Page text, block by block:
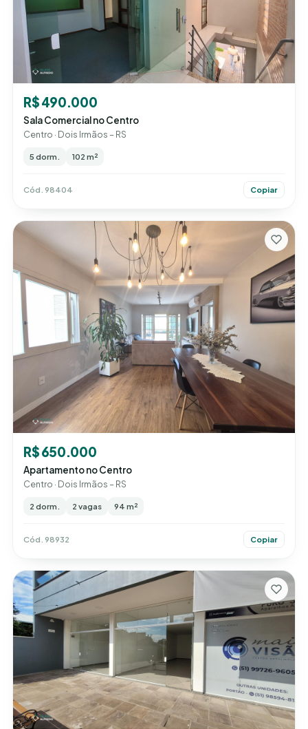
R$ 490.000
Sala Comercial no Centro
Centro · Dois Irmãos – RS
5 dorm. 102 m²
Cód. 98404 Copiar
R$ 650.000
Apartamento no Centro
Centro · Dois Irmãos – RS
2 dorm. 2 vagas 94 m²
Cód. 98932 Copiar